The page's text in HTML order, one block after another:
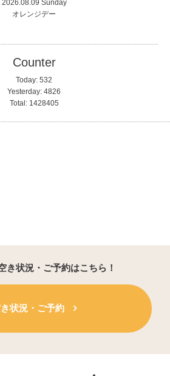
2026.08.09 Sunday
オレンジデー
Counter
Today: 532
Yesterday: 4826
Total: 1428405
き状況・ご予約はこちら！
状況・ご予約